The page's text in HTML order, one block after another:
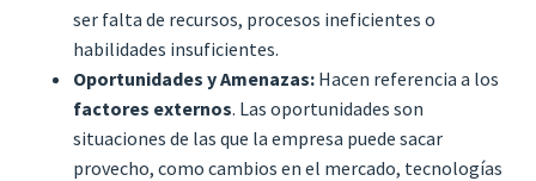
ser falta de recursos, procesos ineficientes o
habilidades insuficientes.
Oportunidades y Amenazas: Hacen referencia a los
factores externos. Las oportunidades son
situaciones de las que la empresa puede sacar
provecho, como cambios en el mercado, tecnologías